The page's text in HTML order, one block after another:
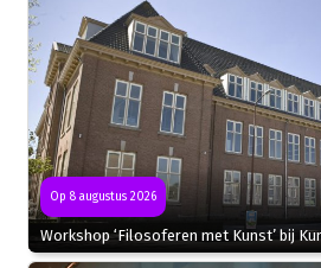
Op 8 augustus 2026
Workshop ‘Filosoferen met Kunst’ bij